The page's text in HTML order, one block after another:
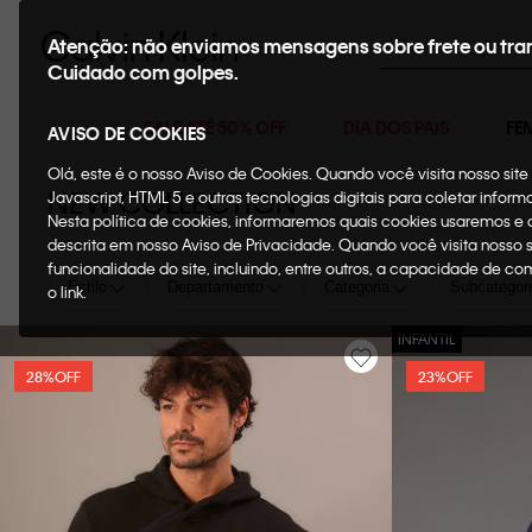
Buscar
SALE ATÉ 50% OFF
Atenção: não enviamos mensagens sobre frete ou
Cuidado com golpes.
AVISO DE COOKIES
Olá, este é o nosso Aviso de Cookies. Quando você visita nosso
Javascript, HTML 5 e outras tecnologias digitais para coletar
Nesta política de cookies, informaremos quais cookies usaremos
descrita em nosso Aviso de Privacidade. Quando você visita
funcionalidade do site, incluindo, entre outros, a capacidade de
o link.
NEW COLLECTION
Estilo
28%OFF 23%OFF